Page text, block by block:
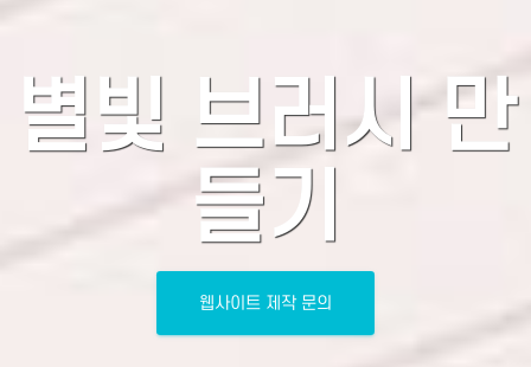
별빛 브러시 만
들기
웹사이트 제작 문의